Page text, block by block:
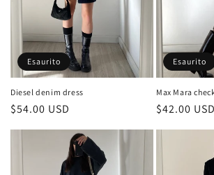
Esaurito
Diesel denim dress
Prezzo
$54.00 USD
Esaurito
Max Mara
Prezzo
$42.00 USD